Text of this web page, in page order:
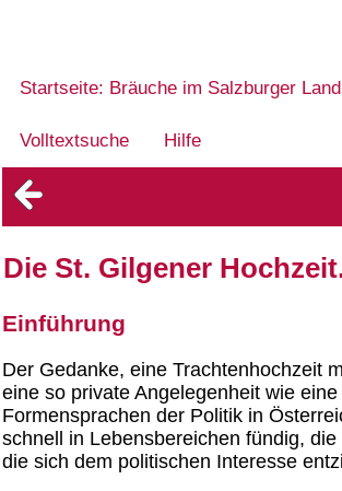
Startseite: Bräuche im Salzburger Land
Volltextsuche Hilfe
Die St. Gilgener
Einführung
Der Gedanke, eine Trachtenhochzeit
eine so private Angelegenheit wie
Formensprachen der Politik in
schnell in Lebensbereichen fündig,
die sich dem politischen Interesse